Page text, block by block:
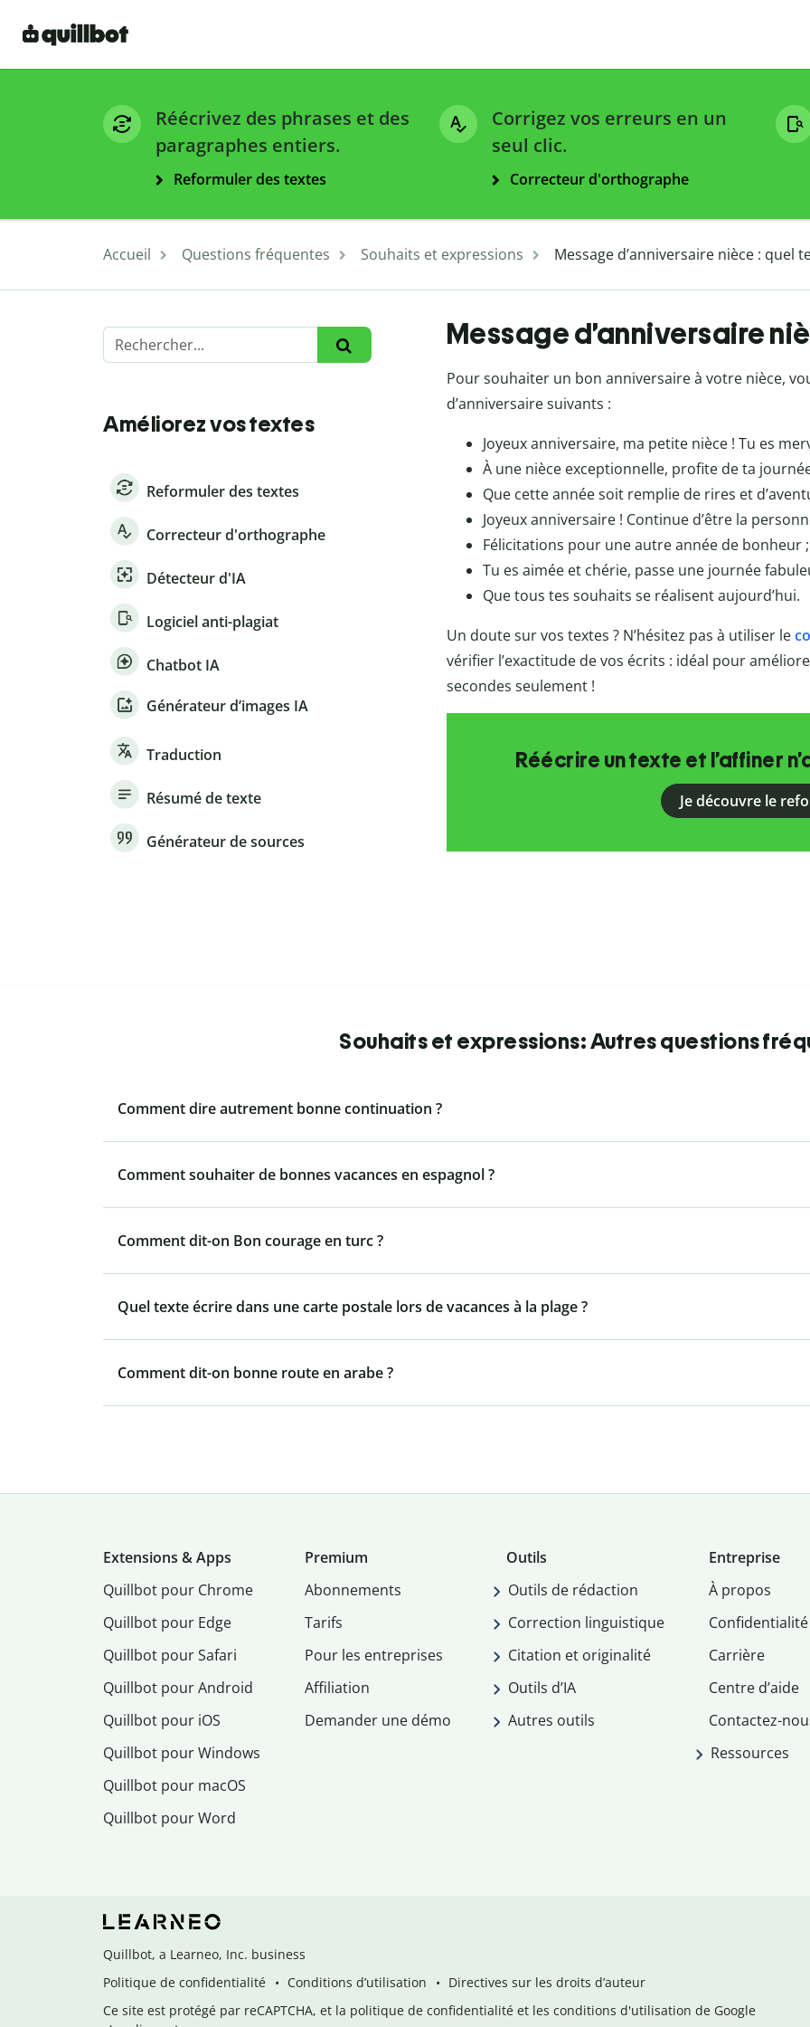
Réécrivez des phrases et des
paragraphes entiers.
Reformuler des textes
Corrigez vos erreurs en un
seul clic.
Correcteur d'orthographe
Accueil Questions fréquentes Souhaits et expressions Message d’anniversaire nièce : quel
Améliorez vos textes
Reformuler des textes
Correcteur d'orthographe
Détecteur d'IA
Logiciel anti-plagiat
Chatbot IA
Générateur d’images IA
Traduction
Résumé de texte
Générateur de sources
Message d’anniversaire
Pour souhaiter un bon anniversaire à votre nièce,
d’anniversaire suivants :
Joyeux anniversaire, ma petite nièce ! Tu es
À une nièce exceptionnelle, profite de ta
Que cette année soit remplie de rires et
Joyeux anniversaire ! Continue d’être la
Félicitations pour une autre année de bonheur ;
Tu es aimée et chérie, passe une journée
Que tous tes souhaits se réalisent aujourd’hui.
Un doute sur vos textes ? N’hésitez pas à utiliser le
vérifier l’exactitude de vos écrits : idéal pour
secondes seulement !
Réécrire un texte et l’affiner
Je découvre le
Souhaits et expressions: Autres questions
Comment dire autrement bonne continuation ?
Comment souhaiter de bonnes vacances en espagnol ?
Comment dit-on Bon courage en turc ?
Quel texte écrire dans une carte postale lors de vacances à la plage ?
Comment dit-on bonne route en arabe ?
Extensions & Apps
Quillbot pour Chrome
Quillbot pour Edge
Quillbot pour Safari
Quillbot pour Android
Quillbot pour iOS
Quillbot pour Windows
Quillbot pour macOS
Quillbot pour Word
Premium
Abonnements
Tarifs
Pour les entreprises
Affiliation
Demander une démo
Outils
Outils de rédaction
Correction linguistique
Citation et originalité
Outils d’IA
Autres outils
Entreprise
À propos
Confidentialité
Carrière
Centre d’aide
Contactez-
Ressources
Quillbot, a Learneo, Inc. business
Politique de confidentialité
Conditions d’utilisation
Directives sur les droits d’auteur
Ce site est protégé par reCAPTCHA, et la politique de confidentialité et les conditions d'utilisation de Google